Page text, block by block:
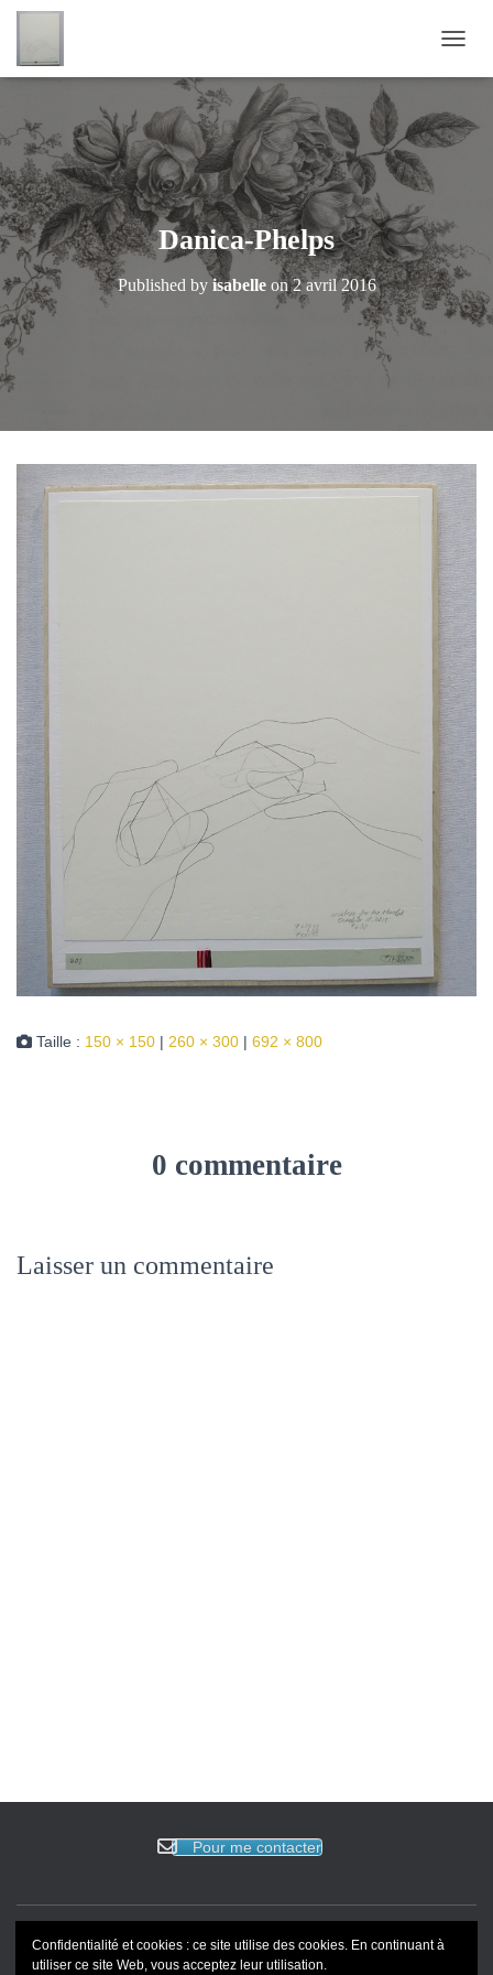
Danica-Phelps
Published by isabelleon2 avril 2016
Taille : 150 × 150 | 260 × 300 | 692 × 800
0 commentaire
Laisser un commentaire
Pour me contacter
ACCUEIL EVENEMENTS BLOG REVUE DE PRESSE
Confidentialité et cookies : ce site utilise des cookies. En continuant à
utiliser ce site Web, vous acceptez leur utilisation.